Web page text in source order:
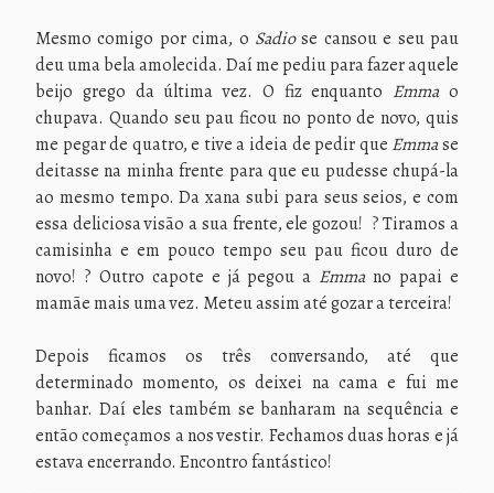
Mesmo comigo por cima, o Sadiose cansou e seu pau
deu uma bela amolecida. Daí me pediu para fazer aquele
beijo grego da última vez. O fiz enquanto Emmao
chupava. Quando seu pau ficou no ponto de novo, quis
me pegar de quatro, e tive a ideia de pedir que Emmase
deitasse na minha frente para que eu pudesse chupá-la
ao mesmo tempo. Da xana subi para seus seios, e com
essa deliciosa visão a sua frente, ele gozou! ? Tiramos a
camisinha e em pouco tempo seu pau ficou duro de
novo! ? Outro capote e já pegou a Emmano papai e
mamãe mais uma vez. Meteu assim até gozar a terceira!
Depois ficamos os três conversando, até que
determinado momento, os deixei na cama e fui me
banhar. Daí eles também se banharam na sequência e
então começamos a nos vestir. Fechamos duas horas e já
estava encerrando. Encontro fantástico!